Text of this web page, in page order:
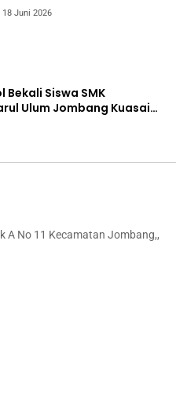
18 Juni 2026
Bekali Siswa SMK
Ulum Jombang Kuasai
A No 11 Kecamatan Jombang,,